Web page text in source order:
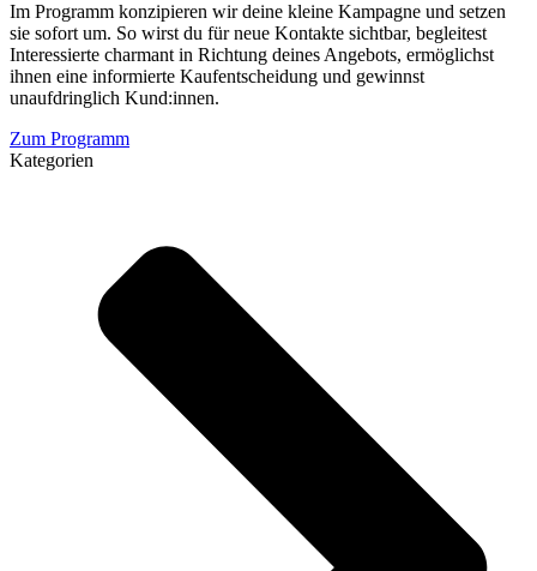
Im Programm konzipieren wir deine kleine Kampagne und setzen
sie sofort um. So wirst du für neue Kontakte sichtbar, begleitest
Interessierte charmant in Richtung deines Angebots, ermöglichst
ihnen eine informierte Kaufentscheidung und gewinnst
unaufdringlich Kund:innen.
Zum Programm
Kategorien